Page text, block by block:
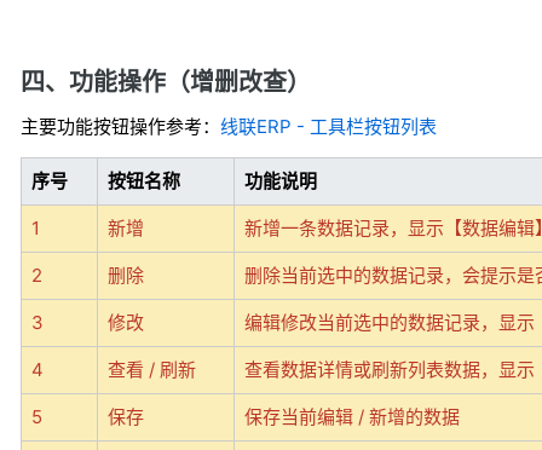
四、功能操作（增删改查）
主要功能按钮操作参考： 线联ERP - 工具栏按钮列表
序号 按钮名称 功能说明
1 新增 新增一条数据记录，显示【数据编辑
2 删除 删除当前选中的数据记录，会提示
3 修改 编辑修改当前选中的数据记录，显示
4 查看 / 刷新 查看数据详情或刷新列表数据，显示
5 保存 保存当前编辑 / 新增的数据